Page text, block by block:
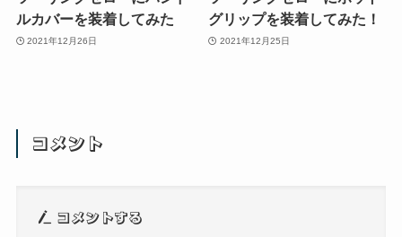
ルカバーを装着してみた
2021年12月26日
グリップを装着してみた！
2021年12月25日
コメント
コメントする